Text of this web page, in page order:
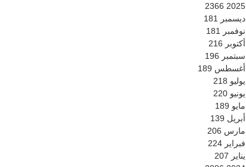
2025
2366
ديسمبر
181
نوفمبر
181
أكتوبر 216
سبتمبر 196
أغسطس 189
يوليو 218
يونيو 220
مايو 189
أبريل 139
مارس 206
فبراير 224
يناير 207